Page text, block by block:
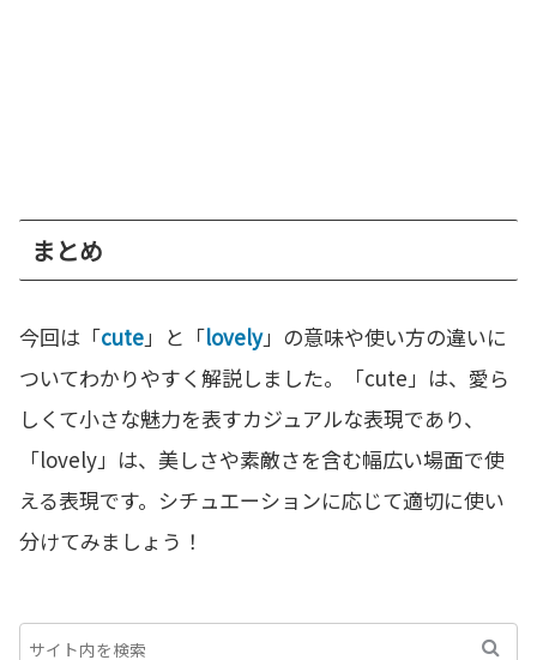
まとめ
今回は「cute」と「lovely」の意味や使い方の違いに
ついてわかりやすく解説しました。「cute」は、愛ら
しくて小さな魅力を表すカジュアルな表現であり、
「lovely」は、美しさや素敵さを含む幅広い場面で使
える表現です。シチュエーションに応じて適切に使い
分けてみましょう！